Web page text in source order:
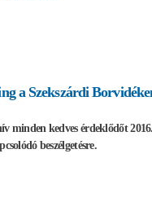
a Szekszárdi
minden kedves érdeklődőt
beszélgetésre.